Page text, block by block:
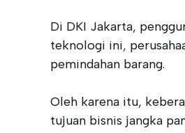
Di DKI Jakarta,
teknologi ini,
pemindahan barang.
Oleh karena itu,
tujuan bisnis jangka